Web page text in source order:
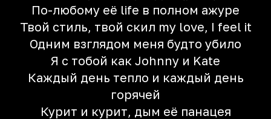
По-любому её life в полном ажуре
Твой стиль, твой скил my love, I feel it
Одним взглядом меня будто убило
Я с тобой как Johnny и Kate
Каждый день тепло и каждый день
горячей
Курит и курит, дым её панацея